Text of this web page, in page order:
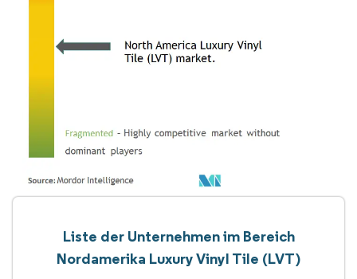
Liste der Unternehmen im Bereich
Nordamerika Luxury Vinyl Tile (LVT)